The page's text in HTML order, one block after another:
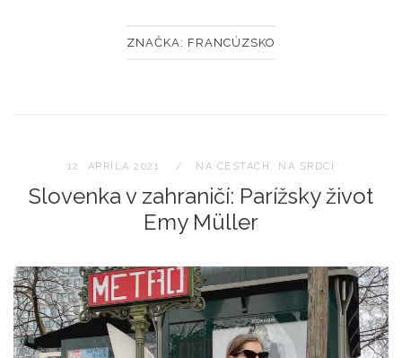
ZNAČKA: FRANCÚZSKO
12. APRÍLA 2021 NA CESTÁCH , NA SRDCI
Slovenka v zahraničí: Parížsky život
Emy Müller